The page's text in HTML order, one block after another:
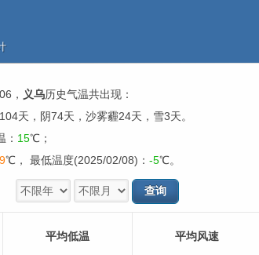
， 义乌历史气温共出现：
天，阴74天，沙雾霾24天，雪3天。
15℃；
℃， 最低温度(2025/02/08)： -5℃。
平均低温 平均风速